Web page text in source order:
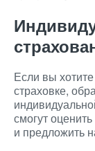
Если вы
страховке,
смогут
и предложить